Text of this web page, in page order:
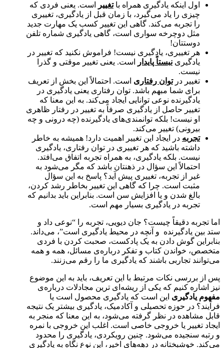
اول اینکه یادگیری همراه باتغییر
است. یعنی فردی که
چیزی را یاد می‌گیرد، با زمان قبل از یادگیری، تغییری
را تجربه می‌کند. گاهی این تغییر کسب یک مهارت جدید
مثل دوچرخه سواری است، گاهی یادگیری شماره تلفن
دوستتان!
هر تغییری، یادگیری نیست! فراموش نکنید که تغییر در
یادگیری نبستاً پایدار
است. یعنی تغییر موقتی و گذرا
نیست.
تغییر درتوان رفتاری است. احتمالاً این بخش از تعریف
برای شما مبهم باشد. توان رفتاری یعنی یادگیری در
یادگیرنده نوعی توانایی ایجاد می‌کند. به این معنا که
تغییر حاصل از یادگیری صرفاً به تغییر در رفتار ظاهری
او نیست! بلکه توانمندی‌های یادگیرنده (چه درونی و چه
بیرونی) تغییر می‌کند.
تجربه در ایجاد این تغییر اهمیت دارد! همیشه به خاطر
داشته باشید که هر تغییری در توان رفتاری، یادگیری
نیست. بلکه یادگیری، به همراه تجربه اتفاق می‌افتد.
احتمالاً این سؤال در ذهنتان باشد که مگر می‌شود به
غیر از تجربه، تغییری پیش آید؟ پاسخ به این سؤال
مثبت است. چرا که گاهی این تغییر بخاطر رشد کردن،
بالغ شدن و یا افزایش سن است. بنابراین باید بدانیم که
تجربه در یادگیری بسیار مهم است.
اما تجربه دقیقاً چیست؟ جان دیویی، تجربه را “نوعی داد و
ستد بین یادگیرنده و آنچه در محیط یادگیری است”، می‌داند.
بنابراین گوش دادن به یک پادکست، صحبت کردن با فردی
متخصص، خواندن کتاب و تفکر درباره‌ی مسائل، همه و همه
می‌توانند تجاربی باشند که یادگیری ما را رقم می‌زنند.
پس از بررسی نکات مرتبط با این تعریف، باید به این موضوع
نیز اشاره کنیم که یکی از ریشه‌ای ترین مجادلات درباره‌ی
مفهوم یادگیری این است که یادگیری محصول است یا
فرآیند؟ در حوزه تحصیلی و آکادمیک، یادگیری بیشتر یک نتیجه
قابل مشاهده در نظر گرفته می‌شود، به این معنا که منجر به
ایجاد تغییر یا خروجی خاصی است. اغلب این خروجی با نمره
و رتبه سنجیده می‌شود. چنین رویکردی، یادگیری را محدود
می‌کند. خوشبختانه در دهه‌های اخیر، این نوع نگاه به یادگیری